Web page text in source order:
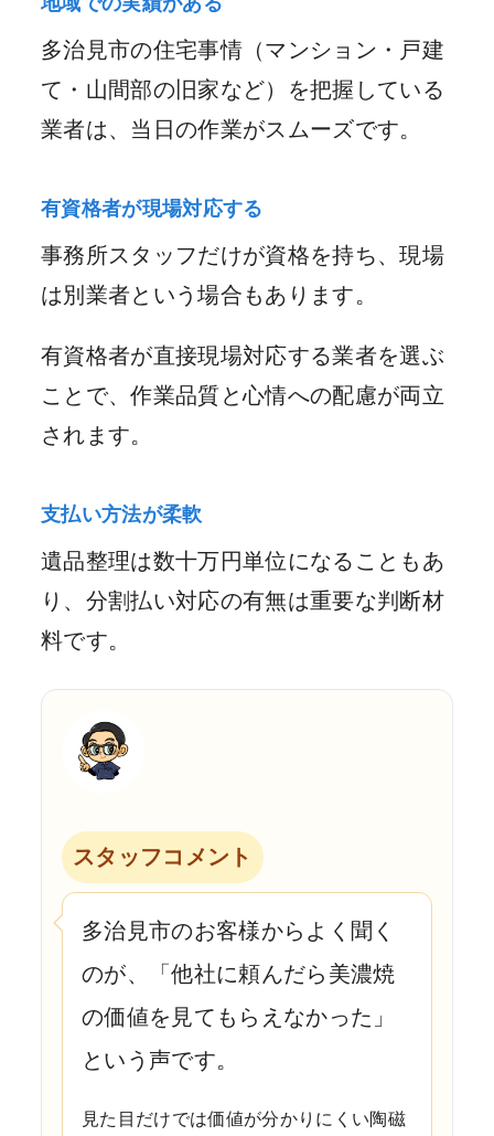
多治見市の住宅事情（マンション・戸建
て・山間部の旧家など）を把握している
業者は、当日の作業がスムーズです。
有資格者が現場対応する
事務所スタッフだけが資格を持ち、現場
は別業者という場合もあります。
有資格者が直接現場対応する業者を選ぶ
ことで、作業品質と心情への配慮が両立
されます。
支払い方法が柔軟
遺品整理は数十万円単位になることもあ
り、分割払い対応の有無は重要な判断材
料です。
スタッフコメント
多治見市のお客様からよく聞く
のが、「他社に頼んだら美濃焼
の価値を見てもらえなかった」
という声です。
見た目だけでは価値が分かりにくい陶磁